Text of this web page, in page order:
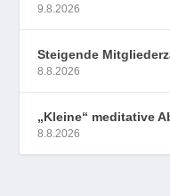
9.8.2026
Steigende
8.8.2026
„Kleine“ meditative
8.8.2026